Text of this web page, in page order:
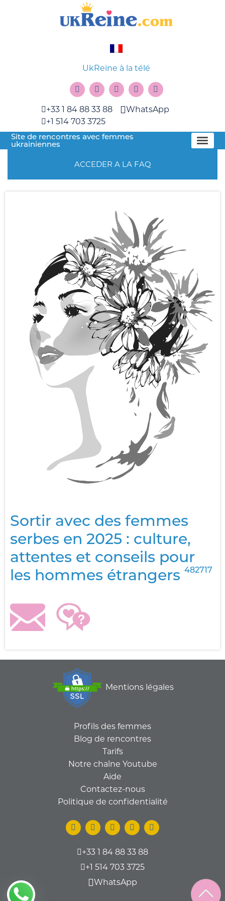
UkReine à la télé
+33 1 84 88 33 88
+1 514 703 3725
WhatsApp
Site de rencontres avec femmes
ukrainiennes
ACCEDER A LA FAQ
Sortir avec des femmes
serbes en 2025 : culture,
attentes et conseils pour
les hommes étrangers 482717
Mentions légales
Profils des femmes
Blog de rencontres
Tarifs
Notre chaîne Youtube
Aide
Contactez-nous
Politique de confidentialité
+33 1 84 88 33 88
+1 514 703 3725
WhatsApp